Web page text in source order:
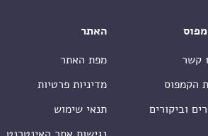
קשר
הקמפוס
וביקורים
האתר
מפת האתר
מדיניות פרטיות
תנאי שימוש